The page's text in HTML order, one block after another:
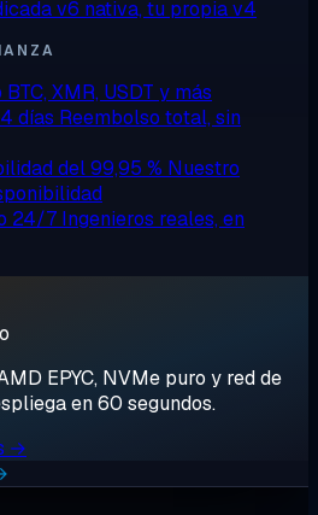
v6 nativa, tu propia v4
BTC, XMR, USDT y más
días Reembolso total, sin
del 99,95 % Nuestro
24/7 Ingenieros reales, en
EPYC, NVMe puro y red de
en 60 segundos.
→